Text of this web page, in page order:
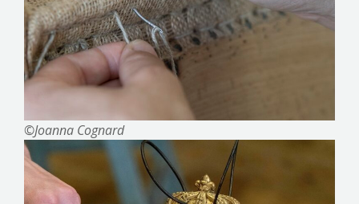
©Joanna Cognard